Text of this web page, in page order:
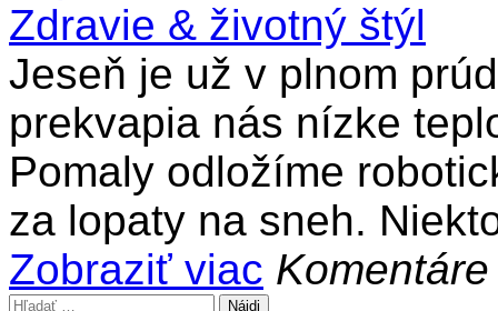
Zdravie & životný štýl
Jeseň je už v plnom
prekvapia nás nízke
Pomaly odložíme
za lopaty na sneh.
Zobraziť viac
Hľadať: